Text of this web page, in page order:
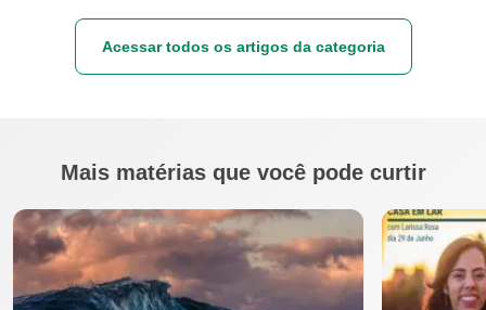
Acessar todos os artigos da categoria
Mais matérias que você pode curtir